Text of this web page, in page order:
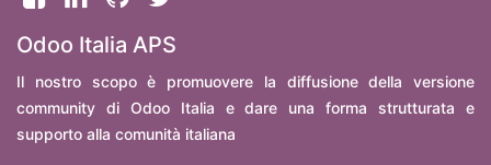
Odoo Italia APS
Il nostro scopo è promuovere la diffusione della versione
community di Odoo Italia e dare una forma strutturata e
supporto alla comunità italiana